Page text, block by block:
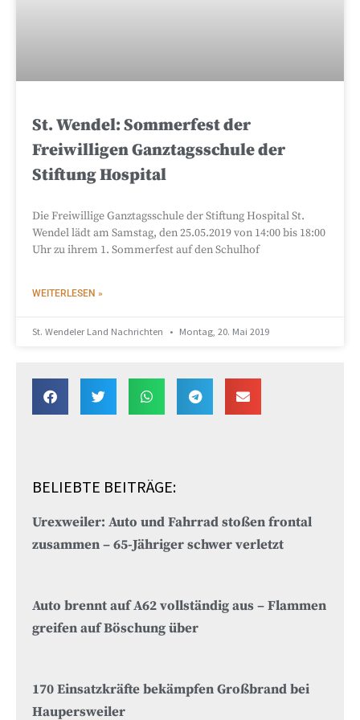
St. Wendel: Sommerfest der
Freiwilligen Ganztagsschule der
Stiftung Hospital
Die Freiwillige Ganztagsschule der Stiftung Hospital St.
Wendel lädt am Samstag, den 25.05.2019 von 14:00 bis 18:00
Uhr zu ihrem 1. Sommerfest auf den Schulhof
WEITERLESEN »
St. Wendeler Land Nachrichten Montag, 20. Mai 2019
BELIEBTE BEITRÄGE:
Urexweiler: Auto und Fahrrad stoßen frontal
zusammen – 65-Jähriger schwer verletzt
Auto brennt auf A62 vollständig aus – Flammen
greifen auf Böschung über
170 Einsatzkräfte bekämpfen Großbrand bei
Haupersweiler